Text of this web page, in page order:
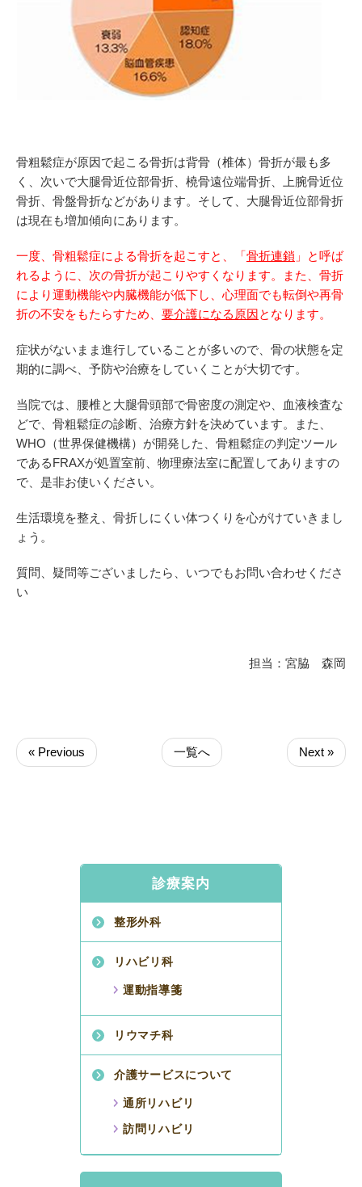
骨粗鬆症が原因で起こる骨折は背骨（椎体）骨折が最も多
く、次いで大腿骨近位部骨折、橈骨遠位端骨折、上腕骨近位
骨折、骨盤骨折などがあります。そして、大腿骨近位部骨折
は現在も増加傾向にあります。
一度、骨粗鬆症による骨折を起こすと、「骨折連鎖 」と呼ば
れるように、次の骨折が起こりやすくなります。また、骨折
により運動機能や内臓機能が低下し、心理面でも転倒や再骨
折の不安をもたらすため、 要介護になる原因となります。
症状がないまま進行していることが多いので、骨の状態を定
期的に調べ、予防や治療をしていくことが大切です。
当院では、腰椎と大腿骨頭部で骨密度の測定や、血液検査な
どで、骨粗鬆症の診断、治療方針を決めています。また、
WHO（世界保健機構）が開発した、骨粗鬆症の判定ツール
であるFRAXが処置室前、物理療法室に配置してありますの
で、是非お使いください。
生活環境を整え、骨折しにくい体つくりを心がけていきまし
ょう。
質問、疑問等ございましたら、いつでもお問い合わせくださ
い
担当：宮脇 森岡
« Previous 一覧へ Next »
診療案内
整形外科
リハビリ科
運動指導箋
リウマチ科
介護サービスについて
通所リハビリ
訪問リハビリ